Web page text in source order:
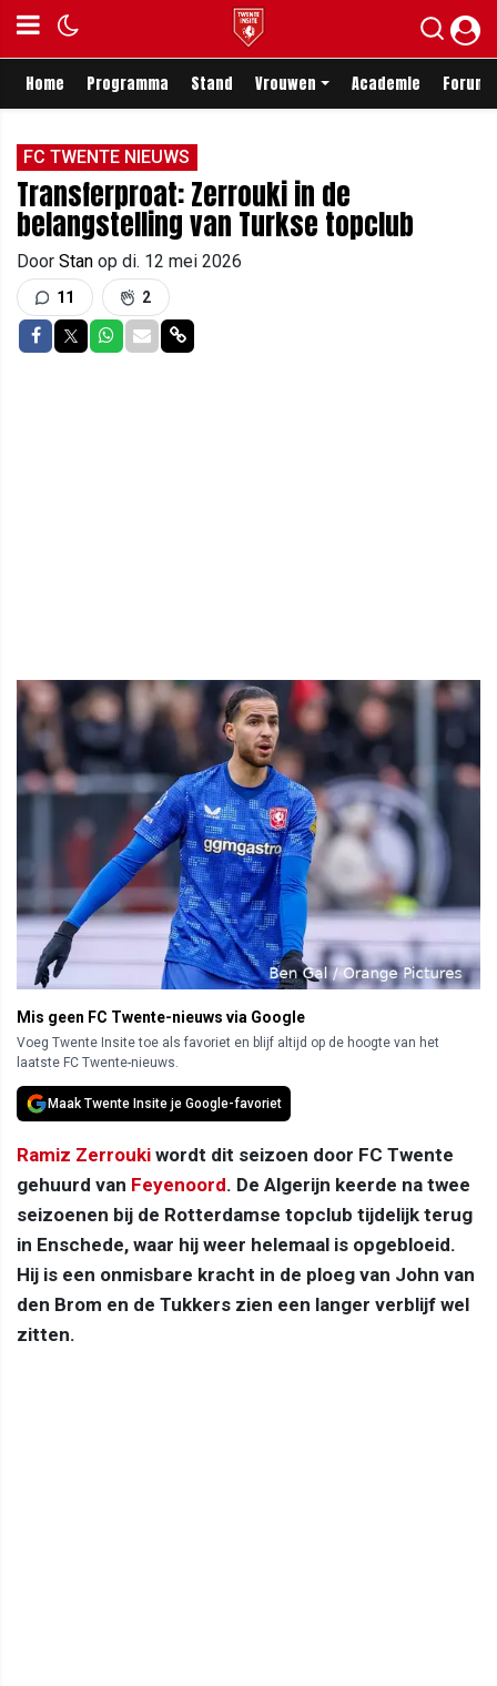
Home Programma Stand Vrouwen Academie Forum
FC TWENTE NIEUWS
Transferproat: Zerrouki in de
belangstelling van Turkse topclub
Door Stan op di. 12 mei 2026
11 2
Delen op Facebook
Delen op Twitter
Delen op Whatsapp
Delen via Mail
Delen via link
Mis geen FC Twente-nieuws via Google
Voeg Twente Insite toe als favoriet en blijf altijd op de hoogte van het
laatste FC Twente-nieuws.
Maak Twente Insite je Google-favoriet
Ramiz Zerrouki wordt dit seizoen door FC Twente
gehuurd van Feyenoord. De Algerijn keerde na twee
seizoenen bij de Rotterdamse topclub tijdelijk terug
in Enschede, waar hij weer helemaal is opgebloeid.
Hij is een onmisbare kracht in de ploeg van John van
den Brom en de Tukkers zien een langer verblijf wel
zitten.